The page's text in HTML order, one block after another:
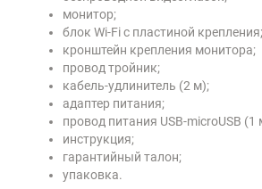
монитор;
блок Wi-Fi с пластиной крепления;
кронштейн крепления монитора;
провод тройник;
кабель-удлинитель (2 м);
адаптер питания;
провод питания USB-microUSB (1
инструкция;
гарантийный талон;
упаковка.